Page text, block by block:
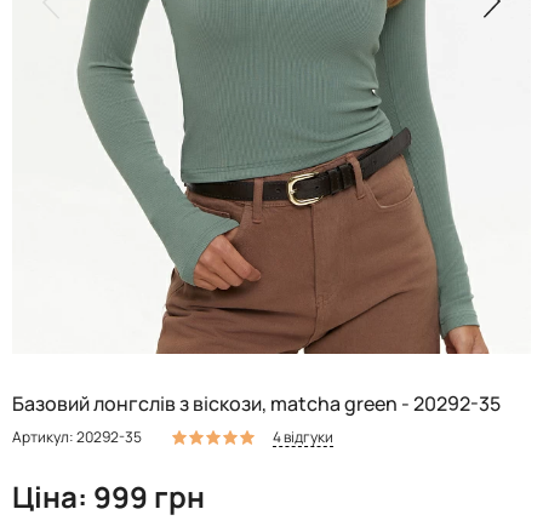
Базовий лонгслів з віскози, matcha green - 20292-35
Артикул: 20292-35 4 відгуки
Ціна: 999 грн